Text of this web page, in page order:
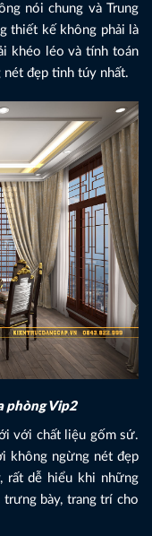
nói chung và Trung
thiết kế không phải là
khéo léo và tính toán
đẹp tinh túy nhất.
phòng Vip2
với chất liệu gốm sứ.
không ngừng nét đẹp
rất dễ hiểu khi những
bày, trang trí cho